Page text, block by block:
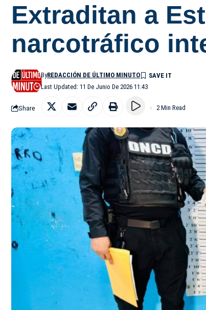
Extraditan a
narcotráfico
Last Updated: 11 De Junio De 2026 11:43
ByREDACCIÓN DE ÚLTIMO MINUTO
Share 2 Min Read